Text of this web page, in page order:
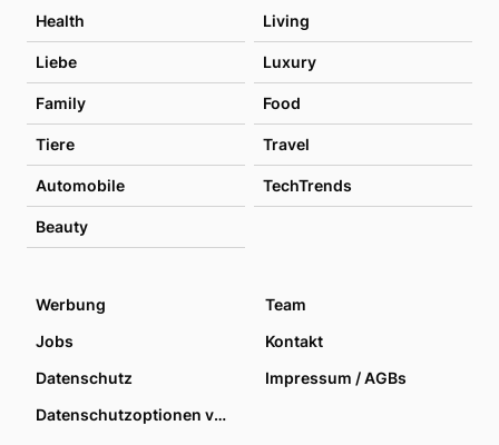
Health Living
Liebe Luxury
Family Food
Tiere Travel
Automobile TechTrends
Beauty
Werbung
Team
Jobs
Kontakt
Datenschutz
Impressum / AGBs
Datenschutzoptionen verwalten